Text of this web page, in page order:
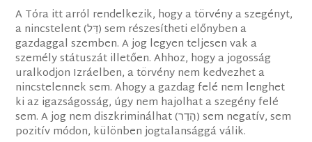
A Tóra itt arról rendelkezik, hogy a törvény a szegényt,
a nincstelent (דַּל) sem részesítheti előnyben a
gazdaggal szemben. A jog legyen teljesen vak a
személy státuszát illetően. Ahhoz, hogy a jogosság
uralkodjon Izráelben, a törvény nem kedvezhet a
nincstelennek sem. Ahogy a gazdag felé nem lenghet
ki az igazságosság, úgy nem hajolhat a szegény felé
sem. A jog nem diszkriminálhat (הָדַר) sem negatív, sem
pozitív módon, különben jogtalansággá válik.